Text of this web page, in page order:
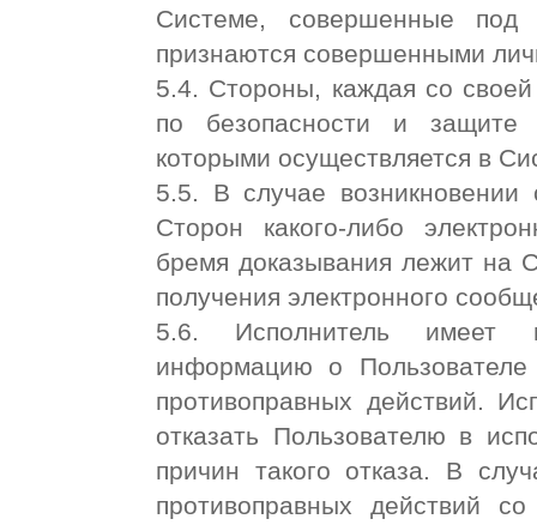
Системе, совершенные под
признаются совершенными
5.4. Стороны, каждая со
по безопасности и
которыми осуществляется в
5.5. В случае
Сторон какого-либо
бремя доказывания лежит на
получения электронного
5.6. Исполнитель имеет
информацию о Пользователе
противоправных действий.
отказать Пользователю в
причин такого отказа. В
противоправных действий